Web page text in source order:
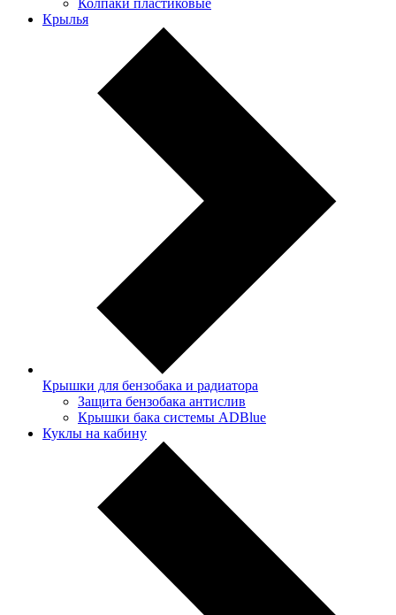
Крылья
Крышки для бензобака и радиатора
Защита бензобака антислив
Крышки бака системы ADBlue
Куклы на кабину